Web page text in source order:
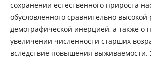
сохранении естественного прироста
обусловленного сравнительно
демографической инерцией, а также о
увеличении численности старших
вследствие повышения выживаемости.